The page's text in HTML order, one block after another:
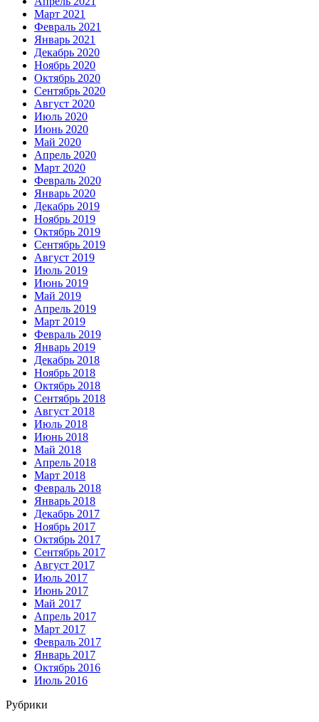
Март 2021
Февраль 2021
Январь 2021
Декабрь 2020
Ноябрь 2020
Октябрь 2020
Сентябрь 2020
Август 2020
Июль 2020
Июнь 2020
Май 2020
Апрель 2020
Март 2020
Февраль 2020
Январь 2020
Декабрь 2019
Ноябрь 2019
Октябрь 2019
Сентябрь 2019
Август 2019
Июль 2019
Июнь 2019
Май 2019
Апрель 2019
Март 2019
Февраль 2019
Январь 2019
Декабрь 2018
Ноябрь 2018
Октябрь 2018
Сентябрь 2018
Август 2018
Июль 2018
Июнь 2018
Май 2018
Апрель 2018
Март 2018
Февраль 2018
Январь 2018
Декабрь 2017
Ноябрь 2017
Октябрь 2017
Сентябрь 2017
Август 2017
Июль 2017
Июнь 2017
Май 2017
Апрель 2017
Март 2017
Февраль 2017
Январь 2017
Октябрь 2016
Июль 2016
Рубрики